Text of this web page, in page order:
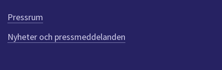
e
n
n
a
Pressrum
Nyheter och pressmeddelanden